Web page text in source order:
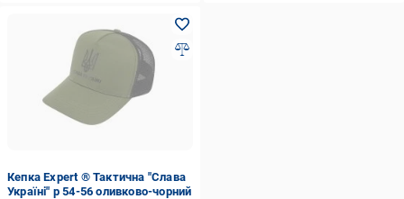
Кепка Expert ® Тактична "Слава
Україні" р 54-56 оливково-чорний